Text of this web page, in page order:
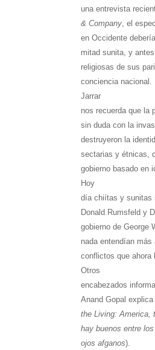
una entrevista
& Company, el
en Occidente
mitad sunita, y
religiosas de sus
conciencia nacional.
Jarrar
nos recuerda que la
sin duda con la
destruyeron la
sectarias y étnicas,
gobierno basado en
Hoy
día chiítas y sunitas
Donald Rumsfeld y
gobierno de George
nada entendían
conflictos que ahora
Otros
encabezados
Anand Gopal
the Living: America,
hay buenos entre
ojos afganos).